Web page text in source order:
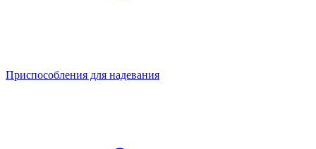
Приспособления для надевания